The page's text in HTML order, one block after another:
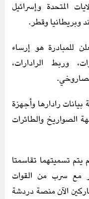
المتحدة وإسرائيل
وبريطانيا وقطر.
للمبادرة هو إرساء
وربط الرادارات،
بيانات رادارها وأجهزة
الصواريخ والطائرات
يتم تسميتهما تقاسمتا
مع سرب من القوات
الآن منصة دردشة